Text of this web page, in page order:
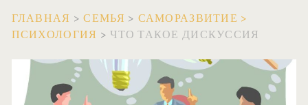
ГЛАВНАЯ >СЕМЬЯ > САМОРАЗВИТИЕ >
ПСИХОЛОГИЯ > ЧТО ТАКОЕ ДИСКУССИЯ